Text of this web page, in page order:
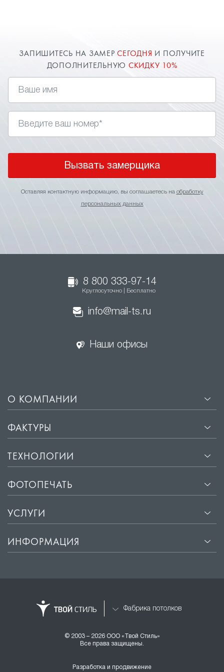
ЗАПИШИТЕСЬ НА ЗАМЕРСЕГОДНЯ И ПОЛУЧИТЕ
ДОПОЛНИТЕЛЬНУЮ СКИДКУ 10%
Вызвать замерщика
Оставляя контактную информацию, вы соглашаетесь на обработку
персональных данных
8 800 333-97-14
Круглосуточно | Бесплатно
info@mail-ts.ru
Наши офисы
О КОМПАНИИ
ФАКТУРЫ
ТЕХНОЛОГИИ
ФОТОПЕЧАТЬ
УСЛУГИ
ИНФОРМАЦИЯ
Фабрика потолков
© 2003 – 2026 ООО «Твой Стиль»
Все права защищены.
Разработка и продвижение